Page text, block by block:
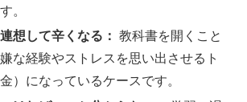
。
想して辛くなる： 教科書を開くこと
な経験やストレスを思い出させるト
）になっているケースです。